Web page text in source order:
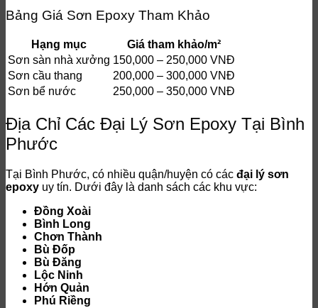
Bảng Giá Sơn Epoxy Tham Khảo
Hạng mục
Giá tham khảo/m²
Sơn sàn nhà xưởng 150,000 – 250,000 VNĐ
Sơn cầu thang
200,000 – 300,000 VNĐ
Sơn bể nước
250,000 – 350,000 VNĐ
Địa Chỉ Các Đại Lý Sơn Epoxy Tại Bình
Phước
Tại Bình Phước, có nhiều quận/huyện có các đại lý sơn
epoxy uy tín. Dưới đây là danh sách các khu vực:
Đồng Xoài
Bình Long
Chơn Thành
Bù Đốp
Bù Đăng
Lộc Ninh
Hớn Quản
Phú Riềng